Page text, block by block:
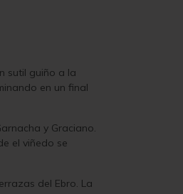
sutil guiño a la
en un final
y Graciano.
el viñedo se
del Ebro. La